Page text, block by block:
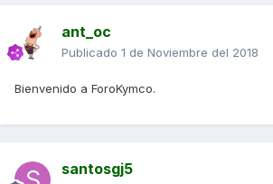
ant_oc
Publicado 1 de Noviembre del 2018
Bienvenido a ForoKymco.
santosgj5